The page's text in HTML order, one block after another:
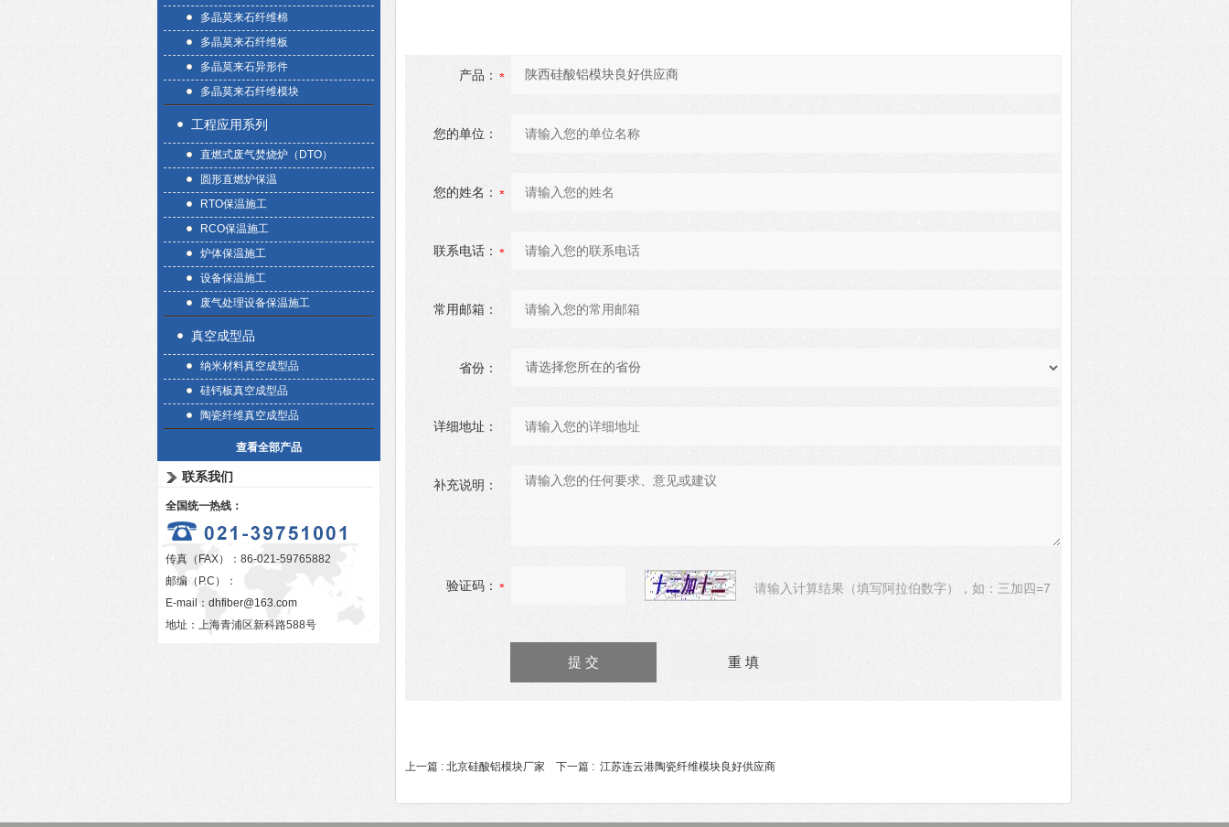
多晶莫来石纤维棉
多晶莫来石纤维板
多晶莫来石异形件
多晶莫来石纤维模块
工程应用系列
直燃式废气焚烧炉（DTO）
圆形直燃炉保温
RTO保温施工
RCO保温施工
炉体保温施工
设备保温施工
废气处理设备保温施工
真空成型品
纳米材料真空成型品
硅钙板真空成型品
陶瓷纤维真空成型品
查看全部产品
联系我们
全国统一热线：
传真（FAX）：86-021-59765882
邮编（P.C）：
E-mail： dhfiber@163.com
地址：上海青浦区新科路588号
产品：
您的单位：
您的姓名：
联系电话：
常用邮箱：
省份：
详细地址：
补充说明：
验证码： 请输入计算结果（填写阿拉伯数字），如：三加四=7
上一篇 : 北京硅酸铝模块厂家 下一篇 : 江苏连云港陶瓷纤维模块良好供应商